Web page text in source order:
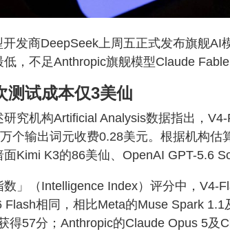
开发商DeepSeek上周五正式发布旗舰
，不足Anthropic旗舰模型Claude Fable
测试成本仅3美仙
研究机构Artificial Analysis数据指出，
个输出词元收费0.28美元。根据机构
Kimi K3的86美仙、OpenAI GPT-5.6
数」（Intelligence Index）评分中，V4-
Flash相同，相比Meta的Muse Spark
得57分；Anthropic的Claude Opus 5及